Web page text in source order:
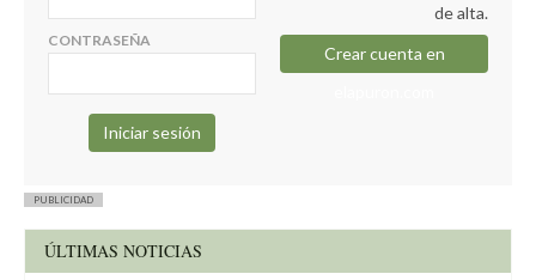
CONTRASEÑA
de alta.
Crear cuenta en
PUBLICIDAD
ÚLTIMAS NOTICIAS